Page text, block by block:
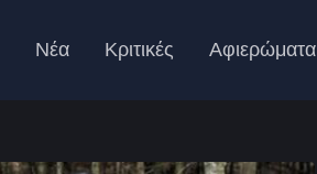
Νέα Κριτικές Αφιερώματα